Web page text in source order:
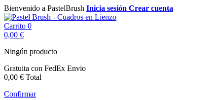
Bienvenido a PastelBrush Inicia sesión Crear cuenta
Carrito 0
0,00 €
Ningún producto
Gratuita con FedEx Envio
0,00 € Total
Confirmar